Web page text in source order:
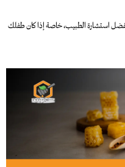
استشارة الطبيب، خاصة إذا كان طفلك